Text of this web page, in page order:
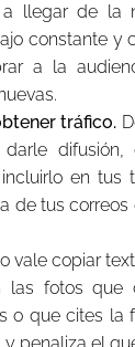
a llegar de la
constante y
a la
tráfico.
difusión,
en tus
de tus
vale copiar
las fotos que
o que cites la